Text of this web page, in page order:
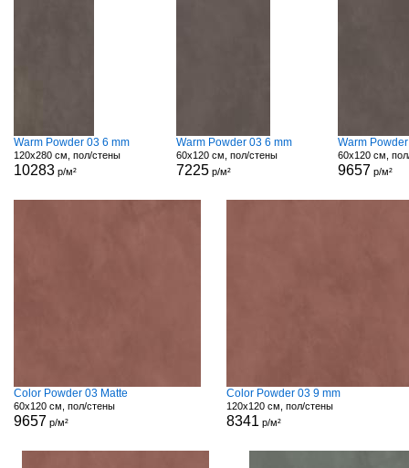
Warm Powder 03 6 mm
120x280 см, пол/стены
10283 р/м²
Warm Powder 03 6 mm
60x120 см, пол/стены
7225р/м²
Warm
60x120 см,
9657 р/м²
Color Powder 03 Matte
60x120 см, пол/стены
9657 р/м²
Color Powder 03 9 mm
120x120 см, пол/стены
8341 р/м²